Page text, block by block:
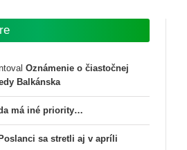
Oznámenie o čiastočnej
Balkánska
má iné priority…
Poslanci sa stretli aj v apríli